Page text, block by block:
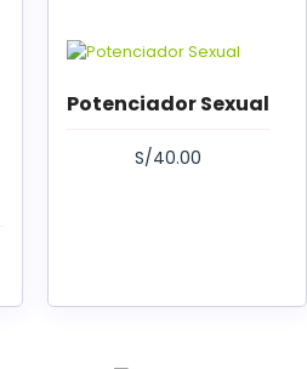
Potenciador Sexual
S/40.00